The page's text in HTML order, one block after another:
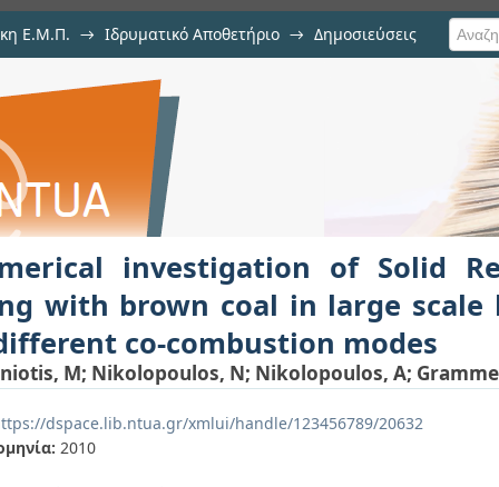
Ε.Μ.Π. → Ιδρυματικό Αποθετήριο → Δημοσιεύσεις
of Solid Recovered Fuels'
- Evaluation of different co-
investigation of Solid
with brown coal in large scale
co-combustion modes
M; Nikolopoulos, N; Nikolopoulos, A;
dspace.lib.ntua.gr/xmlui/handle/123456789/20632
2010